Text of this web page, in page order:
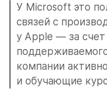
У Microsoft это
связей с
у Apple — за
компании
и обучающие